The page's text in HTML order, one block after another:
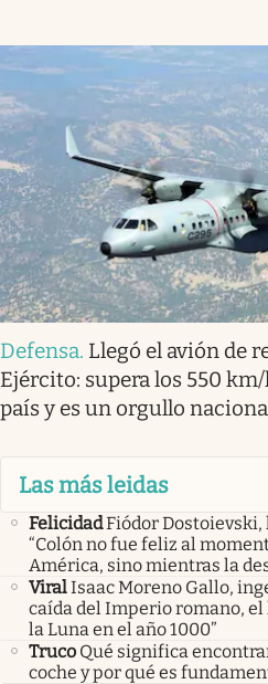
Defensa. Llegó el avión de
Ejército: supera los 550
país y es un orgullo
Las más leidas
FelicidadFiódor
“Colón no fue feliz al
América, sino mientras la
ViralIsaac Moreno Gallo,
caída del Imperio romano,
la Luna en el año 1000”
Truco Qué significa
coche y por qué es